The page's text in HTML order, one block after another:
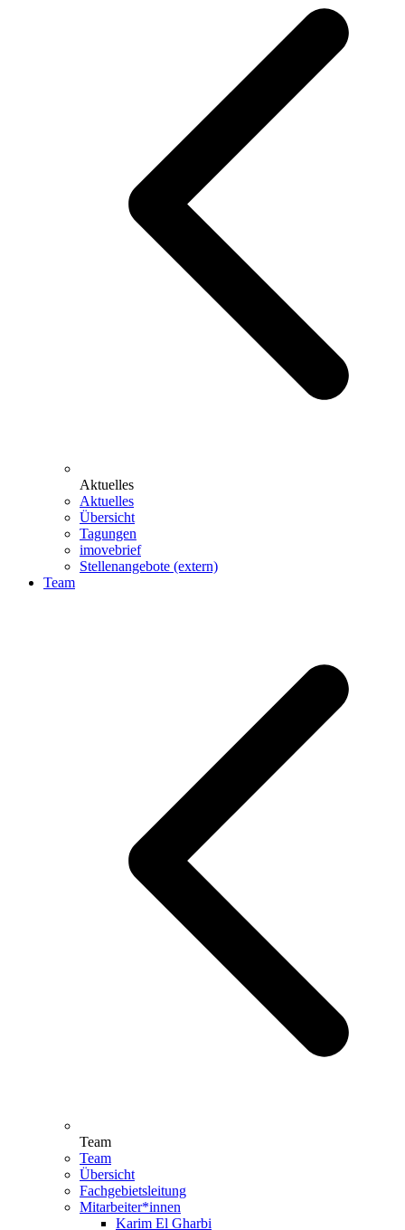
Aktuelles
Aktuelles
Übersicht
Tagungen
imovebrief
Stellenangebote (extern)
Team
Team
Team
Übersicht
Fachgebietsleitung
Mitarbeiter*innen
Karim El Gharbi